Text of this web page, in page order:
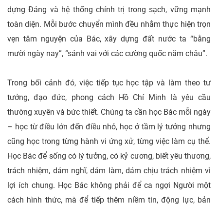
dựng Đảng và hệ thống chính trị trong sạch, vững mạnh
toàn diện. Mỗi bước chuyển mình đều nhằm thực hiện trọn
vẹn tâm nguyện của Bác, xây dựng đất nước ta “bằng
mười ngày nay”, “sánh vai với các cường quốc năm châu”.
Trong bối cảnh đó, việc tiếp tục học tập và làm theo tư
tưởng, đạo đức, phong cách Hồ Chí Minh là yêu cầu
thường xuyên và bức thiết. Chúng ta cần học Bác mỗi ngày
– học từ điều lớn đến điều nhỏ, học ở tầm lý tưởng nhưng
cũng học trong từng hành vi ứng xử, từng việc làm cụ thể.
Học Bác để sống có lý tưởng, có kỷ cương, biết yêu thương,
trách nhiệm, dám nghĩ, dám làm, dám chịu trách nhiệm vì
lợi ích chung. Học Bác không phải để ca ngợi Người một
cách hình thức, mà để tiếp thêm niềm tin, động lực, bản